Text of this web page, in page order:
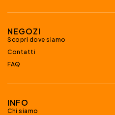
NEGOZI
Scopri dove siamo
Contatti
FAQ
INFO
Chi siamo